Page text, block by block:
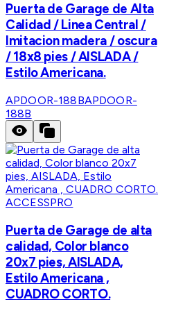
Puerta de Garage de Alta
Calidad / Linea Central /
Imitacion madera / oscura
/ 18x8 pies / AISLADA /
Estilo Americana.
APDOOR-188BAPDOOR-
188B
ACCESSPRO
Puerta de Garage de alta
calidad, Color blanco
20x7 pies, AISLADA,
Estilo Americana ,
CUADRO CORTO.